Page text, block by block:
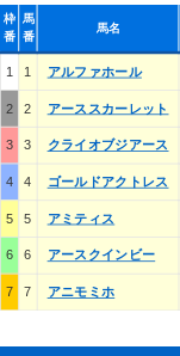
枠
番
馬
番
馬名
1 1 アルファホール
2 2 アーススカーレット
3 3 クライオブジアース
4 4 ゴールドアクトレス
5 5 アミティス
6 6 アースクインビー
7 7 アニモミホ